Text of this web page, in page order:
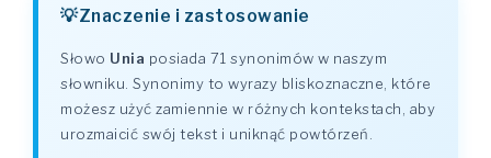
Znaczenie i zastosowanie
Słowo Unia posiada 71 synonimów w naszym
słowniku. Synonimy to wyrazy bliskoznaczne, które
możesz użyć zamiennie w różnych kontekstach, aby
urozmaicić swój tekst i uniknąć powtórzeń.